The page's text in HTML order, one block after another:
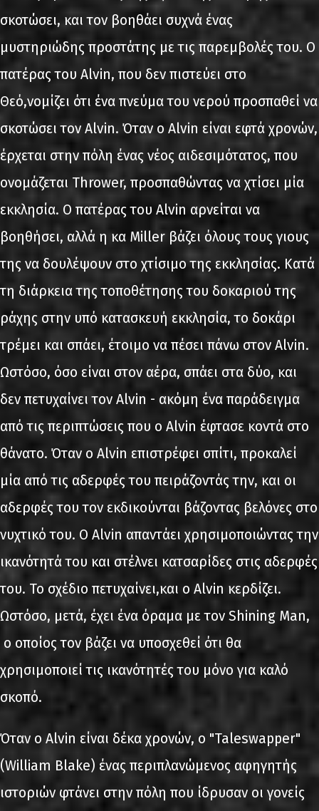
σκοτώσει, και τον βοηθάει συχνά ένας
μυστηριώδης προστάτης με τις παρεμβολές του. Ο
πατέρας του Alvin, που δεν πιστεύει στο
Θεό,νομίζει ότι ένα πνεύμα του νερού προσπαθεί να
σκοτώσει τον Alvin. Όταν ο Alvin είναι εφτά χρονών,
έρχεται στην πόλη ένας νέος αιδεσιμότατος, που
ονομάζεται Thrower, προσπαθώντας να χτίσει μία
εκκλησία. Ο πατέρας του Alvin αρνείται να
βοηθήσει, αλλά η κα Miller βάζει όλους τους γιους
της να δουλέψουν στο χτίσιμο της εκκλησίας. Κατά
τη διάρκεια της τοποθέτησης του δοκαριού της
ράχης στην υπό κατασκευή εκκλησία, το δοκάρι
τρέμει και σπάει, έτοιμο να πέσει πάνω στον Alvin.
Ωστόσο, όσο είναι στον αέρα, σπάει στα δύο, και
δεν πετυχαίνει τον Alvin - ακόμη ένα παράδειγμα
από τις περιπτώσεις που ο Alvin έφτασε κοντά στο
θάνατο. Όταν ο Alvin επιστρέφει σπίτι, προκαλεί
μία από τις αδερφές του πειράζοντάς την, και οι
αδερφές του τον εκδικούνται βάζοντας βελόνες στο
νυχτικό του. Ο Alvin απαντάει χρησιμοποιώντας την
ικανότητά του και στέλνει κατσαρίδες στις αδερφές
του. Το σχέδιο πετυχαίνει,και ο Alvin κερδίζει.
Ωστόσο, μετά, έχει ένα όραμα με τον Shining Man,
ο οποίος τον βάζει να υποσχεθεί ότι θα
χρησιμοποιεί τις ικανότητές του μόνο για καλό
σκοπό.
Όταν ο Alvin είναι δέκα χρονών, ο "Taleswapper"
(William Blake) ένας περιπλανώμενος αφηγητής
ιστοριών φτάνει στην πόλη που ίδρυσαν οι γονείς